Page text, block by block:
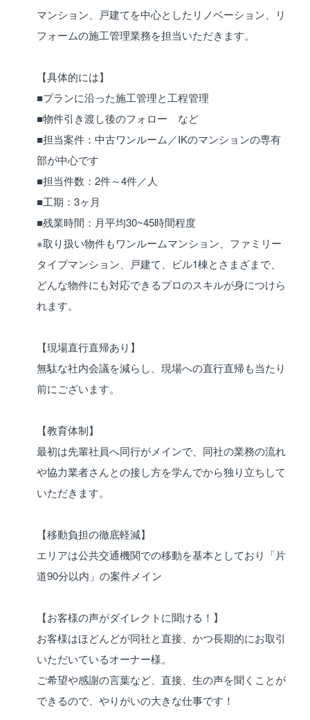
マンション、戸建てを中心としたリノベーション、リ
フォームの施工管理業務を担当いただきます。
【具体的には】
■プランに沿った施工管理と工程管理
■物件引き渡し後のフォロー など
■担当案件：中古ワンルーム／IKのマンションの専有
部が中心です
■担当件数：2件～4件／人
■工期：3ヶ月
■残業時間：月平均30~45時間程度
※取り扱い物件もワンルームマンション、ファミリー
タイプマンション、戸建て、ビル1棟とさまざまで、
どんな物件にも対応できるプロのスキルが身につけら
れます。
【現場直行直帰あり】
無駄な社内会議を減らし、現場への直行直帰も当たり
前にございます。
【教育体制】
最初は先輩社員へ同行がメインで、同社の業務の流れ
や協力業者さんとの接し方を学んでから独り立ちして
いただきます。
【移動負担の徹底軽減】
エリアは公共交通機関での移動を基本としており「片
道90分以内」の案件メイン
【お客様の声がダイレクトに聞ける！】
お客様はほどんどが同社と直接、かつ長期的にお取引
いただいているオーナー様。
ご希望や感謝の言葉など、直接、生の声を聞くことが
できるので、やりがいの大きな仕事です！